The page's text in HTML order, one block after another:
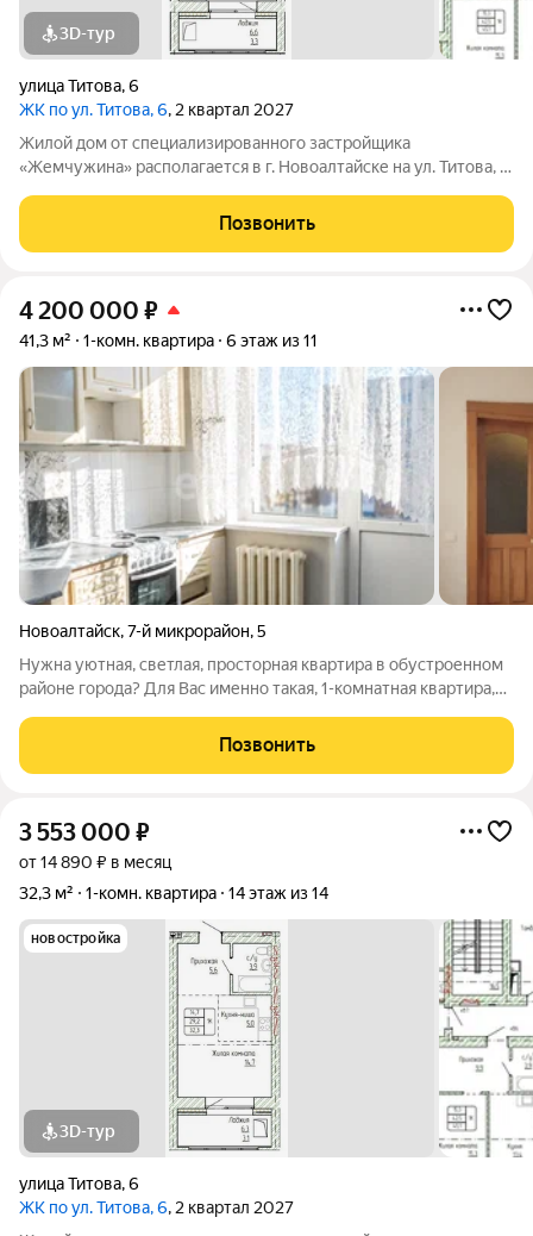
3D-тур
улица Титова,6
ЖК по ул. Титова, 6, 2 квартал 2027
Жилой дом от специализированного застройщика
«Жемчужина» располагается в г. Новоалтайске на ул. Титова, 6.
входа и один лифт.
Позвонить
4 200 000 ₽
41,3 м² 1-комн. квартира 6 этаж из 11
Новоалтайск,7-й микрорайон,5
Нужна уютная, светлая, просторная квартира в обустроенном
районе города? Для Вас именно такая, 1-комнатная квартира,
застекленным балконом и на комфортном 6-м этаже. Удобная
Позвонить
3 553 000 ₽
от 14 890 ₽ в месяц
32,3 м²
1-комн. квартира 14 этаж из 14
новостройка
3D-тур
улица Титова,6
ЖК по ул. Титова, 6, 2 квартал 2027